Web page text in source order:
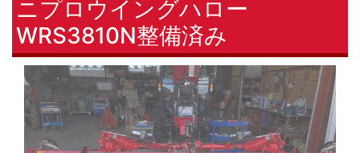
ニプロウイングハロー
WRS3810N整備済み